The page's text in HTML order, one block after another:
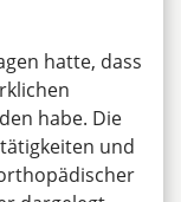
hatte, dass
habe. Die
und